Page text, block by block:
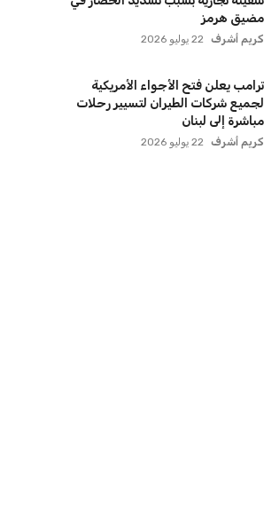
مضيق هرمز
كريم أشرف
ترامب يعلن فتح الأجواء الأمريكية
لجميع شركات الطيران لتسيير رحلات
مباشرة إلى لبنان
كريم أشرف